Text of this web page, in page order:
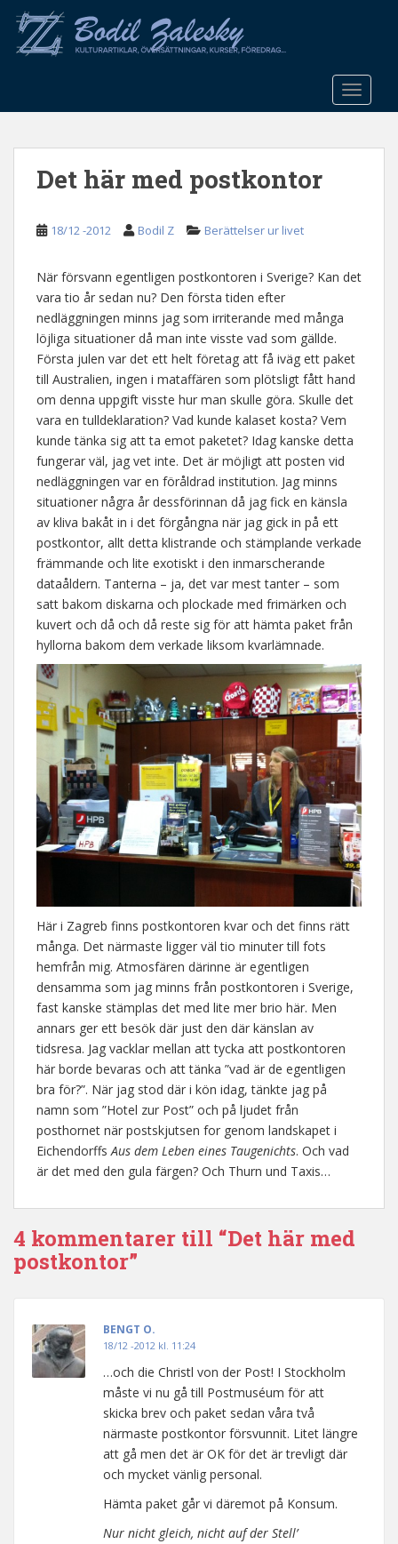
o
Det här med postkontor
18/12 -2012 Bodil Z Berättelser ur livet
När försvann egentligen postkontoren i Sverige? Kan det
vara tio år sedan nu? Den första tiden efter
nedläggningen minns jag som irriterande med många
löjliga situationer då man inte visste vad som gällde.
Första julen var det ett helt företag att få iväg ett paket
till Australien, ingen i mataffären som plötsligt fått hand
om denna uppgift visste hur man skulle göra. Skulle det
vara en tulldeklaration? Vad kunde kalaset kosta? Vem
kunde tänka sig att ta emot paketet? Idag kanske detta
fungerar väl, jag vet inte. Det är möjligt att posten vid
nedläggningen var en föråldrad institution. Jag minns
situationer några år dessförinnan då jag fick en känsla
av kliva bakåt in i det förgångna när jag gick in på ett
postkontor, allt detta klistrande och stämplande verkade
främmande och lite exotiskt i den inmarscherande
dataåldern. Tanterna – ja, det var mest tanter – som
satt bakom diskarna och plockade med frimärken och
kuvert och då och då reste sig för att hämta paket från
hyllorna bakom dem verkade liksom kvarlämnade.
Här i Zagreb finns postkontoren kvar och det finns rätt
många. Det närmaste ligger väl tio minuter till fots
hemfrån mig. Atmosfären därinne är egentligen
densamma som jag minns från postkontoren i Sverige,
fast kanske stämplas det med lite mer brio här. Men
annars ger ett besök där just den där känslan av
tidsresa. Jag vacklar mellan att tycka att postkontoren
här borde bevaras och att tänka ”vad är de egentligen
bra för?”. När jag stod där i kön idag, tänkte jag på
namn som ”Hotel zur Post” och på ljudet från
posthornet när postskjutsen for genom landskapet i
EichendorffsAus dem Leben eines Taugenichts. Och vad
är det med den gula färgen? Och Thurn und Taxis…
4 kommentarer till “Det här med
postkontor”
BENGT O.
18/12 -2012 kl. 11:24
…och die Christl von der Post! I Stockholm
måste vi nu gå till Postmuséum för att
skicka brev och paket sedan våra två
närmaste postkontor försvunnit. Litet längre
att gå men det är OK för det är trevligt där
och mycket vänlig personal.
Hämta paket går vi däremot på Konsum.
Nur nicht gleich, nicht auf der Stell’